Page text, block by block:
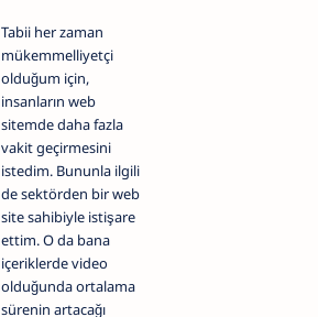
Tabii her zaman
mükemmelliyetçi
olduğum için,
insanların web
sitemde daha fazla
vakit geçirmesini
istedim. Bununla ilgili
de sektörden bir web
site sahibiyle istişare
ettim. O da bana
içeriklerde video
olduğunda ortalama
sürenin artacağı